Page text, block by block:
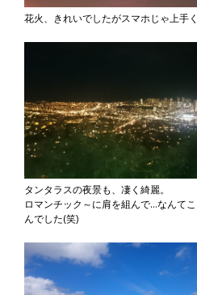
花火、きれいでしたがスマホじゃ上手
タンタラスの夜景も、凄く綺麗。
ロマンチック～に肩を組んで…なんて
んでした(笑)